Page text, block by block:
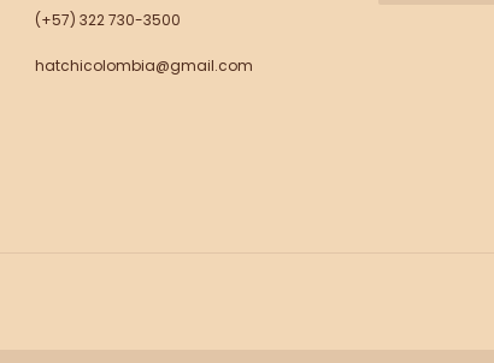
(+57) 322 730-3500
hatchicolombia@gmail.com